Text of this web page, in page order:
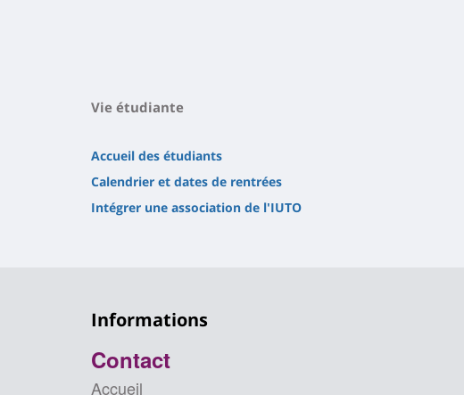
Vie étudiante
Accueil des étudiants
Calendrier et dates de rentrées
Intégrer une association de l'IUTO
Informations
Contact
Accueil